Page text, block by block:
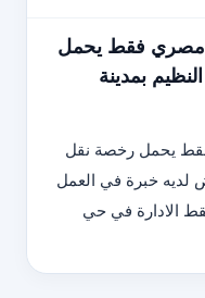
مصري فقط يحمل
بمدينة
يحمل رخصة نقل
لديه خبرة في العمل
الادارة في حي